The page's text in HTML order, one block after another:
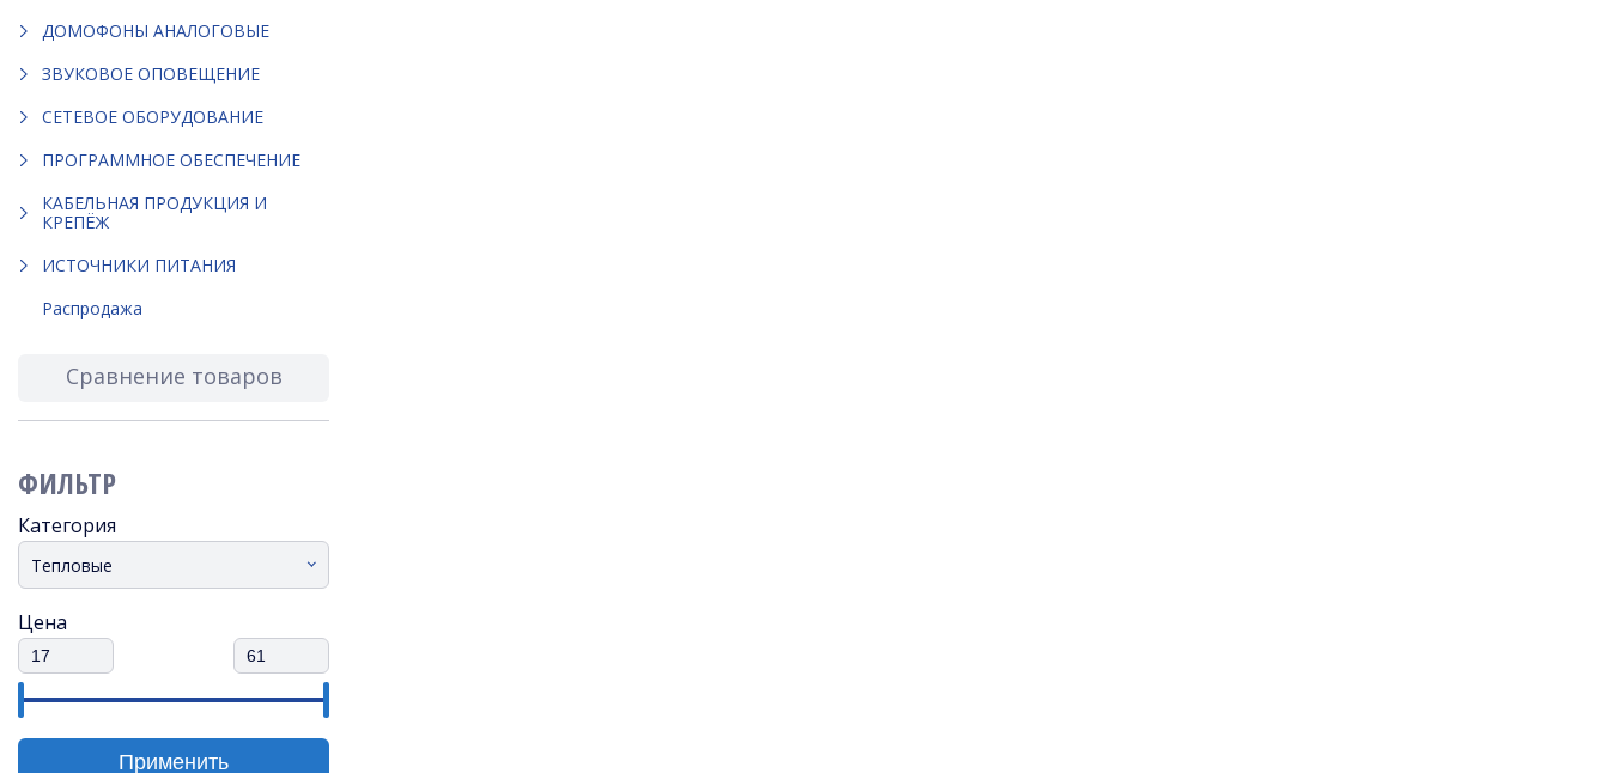
ДОМОФОНЫ АНАЛОГОВЫЕ
ЗВУКОВОЕ ОПОВЕЩЕНИЕ
СЕТЕВОЕ ОБОРУДОВАНИЕ
ПРОГРАММНОЕ ОБЕСПЕЧЕНИЕ
КАБЕЛЬНАЯ ПРОДУКЦИЯ И
КРЕПЁЖ
ИСТОЧНИКИ ПИТАНИЯ
Распродажа
Сравнение товаров
ФИЛЬТР
Категория
Тепловые
Цена
Применить